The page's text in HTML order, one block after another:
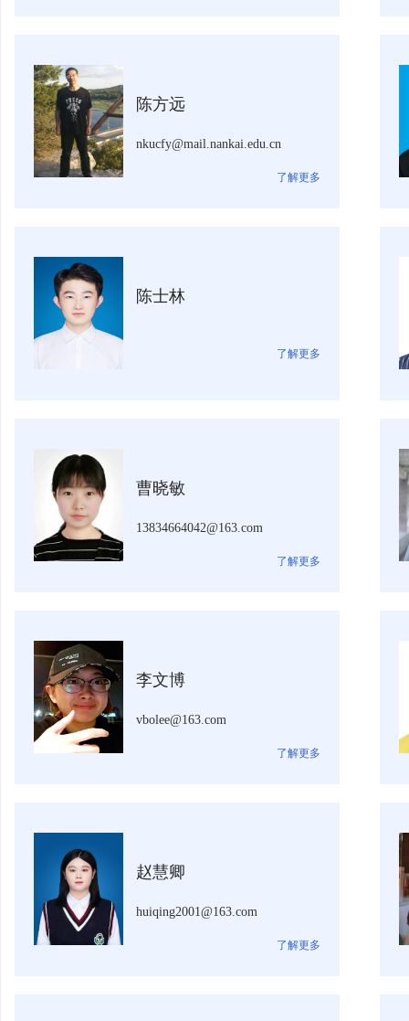
陈方远
nkucfy@mail.nankai.edu.cn
了解更多
陈士林
了解更多
曹晓敏
13834664042@163.com
了解更多
李文博
vbolee@163.com
了解更多
赵慧卿
huiqing2001@163.com
了解更多